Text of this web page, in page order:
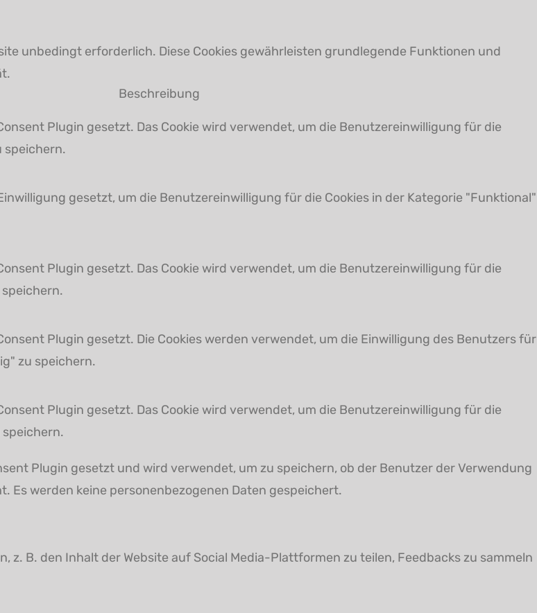
unbedingt erforderlich. Diese Cookies gewährleisten grundlegende Funktionen und
Beschreibung
Plugin gesetzt. Das Cookie wird verwendet, um die Benutzereinwilligung für die
speichern.
gesetzt, um die Benutzereinwilligung für die Cookies in der Kategorie "Funktional"
Plugin gesetzt. Das Cookie wird verwendet, um die Benutzereinwilligung für die
speichern.
Plugin gesetzt. Die Cookies werden verwendet, um die Einwilligung des Benutzers für
zu speichern.
Plugin gesetzt. Das Cookie wird verwendet, um die Benutzereinwilligung für die
speichern.
Plugin gesetzt und wird verwendet, um zu speichern, ob der Benutzer der Verwendung
Es werden keine personenbezogenen Daten gespeichert.
B. den Inhalt der Website auf Social Media-Plattformen zu teilen, Feedbacks zu sammeln